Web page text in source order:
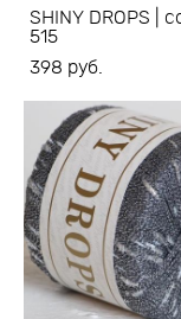
SHINY DROPS |
515
398 pуб.